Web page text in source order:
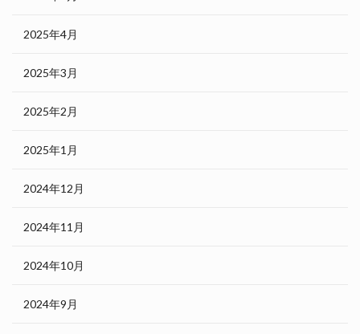
2025年4月
2025年3月
2025年2月
2025年1月
2024年12月
2024年11月
2024年10月
2024年9月